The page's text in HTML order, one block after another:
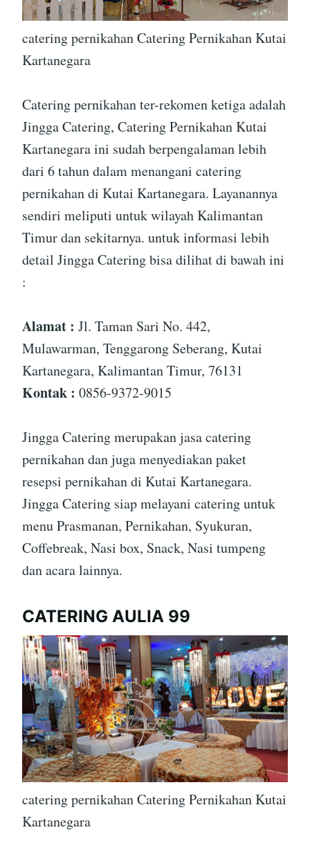
catering pernikahan Catering Pernikahan Kutai
Kartanegara
Catering pernikahan ter-rekomen ketiga adalah
Jingga Catering, Catering Pernikahan Kutai
Kartanegara ini sudah berpengalaman lebih
dari 6 tahun dalam menangani catering
pernikahan di Kutai Kartanegara. Layanannya
sendiri meliputi untuk wilayah Kalimantan
Timur dan sekitarnya. untuk informasi lebih
detail Jingga Catering bisa dilihat di bawah ini
:
Alamat : Jl. Taman Sari No. 442,
Mulawarman, Tenggarong Seberang, Kutai
Kartanegara, Kalimantan Timur, 76131
Kontak : 0856-9372-9015
Jingga Catering merupakan jasa catering
pernikahan dan juga menyediakan paket
resepsi pernikahan di Kutai Kartanegara.
Jingga Catering siap melayani catering untuk
menu Prasmanan, Pernikahan, Syukuran,
Coffebreak, Nasi box, Snack, Nasi tumpeng
dan acara lainnya.
CATERING AULIA 99
catering pernikahan Catering Pernikahan Kutai
Kartanegara